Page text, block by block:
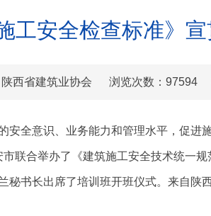
工安全检查标准》
西省建筑业协会 浏览次数： 97594
全意识、业务能力和管理水平，促进
联合举办了《建筑施工安全技术统一
书长出席了培训班开班仪式。来自陕